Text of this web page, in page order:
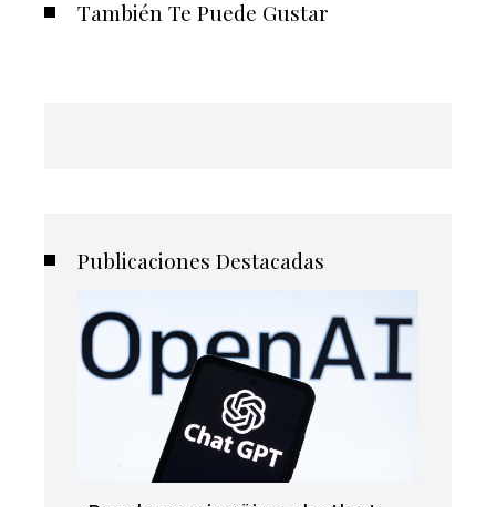
También Te Puede Gustar
Publicaciones Destacadas